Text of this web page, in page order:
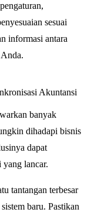
sesuai
informasi antara
Akuntansi
banyak
dihadapi bisnis
dapat
yang lancar.
tantangan terbesar
baru. Pastikan